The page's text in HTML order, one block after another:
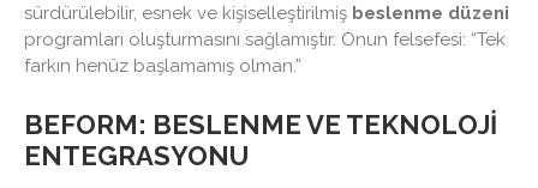
sürdürülebilir, esnek ve kişiselleştirilmiş beslenme düzeni
programları oluşturmasını sağlamıştır. Onun felsefesi: “Tek
farkın henüz başlamamış olman.”
BEFORM: BESLENME VE TEKNOLOJI
ENTEGRASYONU